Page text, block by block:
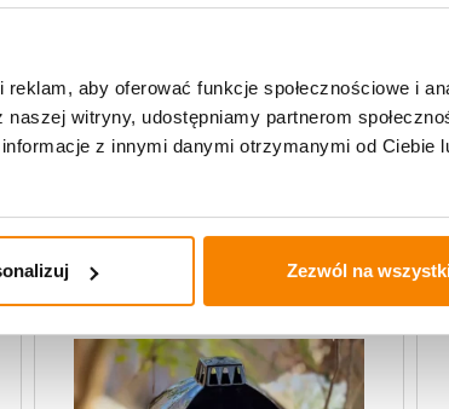
aby oferować funkcje społecznościowe i
witryny, udostępniamy partnerom
z innymi danymi otrzymanymi od Ciebie
Zezwól na
klientów